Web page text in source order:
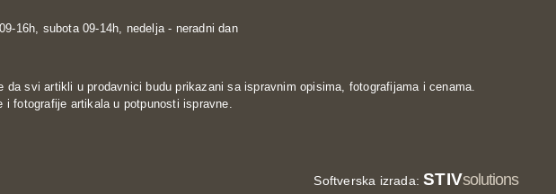
16h, subota 09-14h, nedelja - neradni dan
svi artikli u prodavnici budu prikazani sa ispravnim opisima, fotografijama i cenama.
fotografije artikala u potpunosti ispravne.
Softverska izrada:STIVsolutions